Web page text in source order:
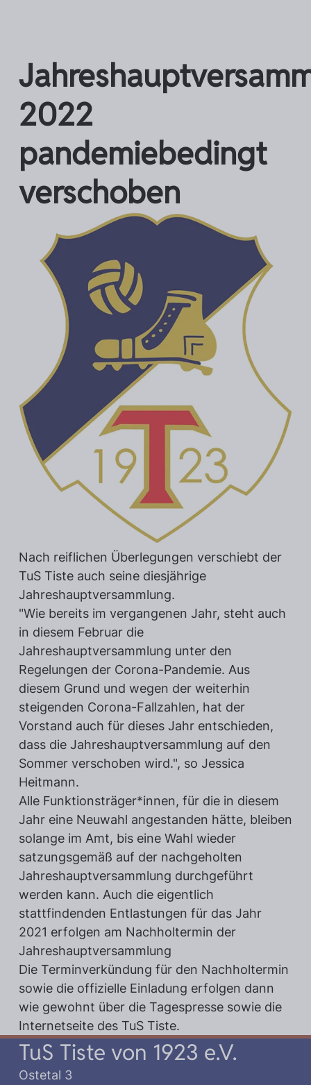
2022
pandemiebedingt
verschoben
Nach reiflichen Überlegungen verschiebt der
TuS Tiste auch seine diesjährige
Jahreshauptversammlung.
"Wie bereits im vergangenen Jahr, steht auch
in diesem Februar die
Jahreshauptversammlung unter den
Regelungen der Corona-Pandemie. Aus
diesem Grund und wegen der weiterhin
steigenden Corona-Fallzahlen, hat der
Vorstand auch für dieses Jahr entschieden,
dass die Jahreshauptversammlung auf den
Sommer verschoben wird.", so Jessica
Heitmann.
Alle Funktionsträger*innen, für die in diesem
Jahr eine Neuwahl angestanden hätte, bleiben
solange im Amt, bis eine Wahl wieder
satzungsgemäß auf der nachgeholten
Jahreshauptversammlung durchgeführt
werden kann. Auch die eigentlich
stattfindenden Entlastungen für das Jahr
2021 erfolgen am Nachholtermin der
Jahreshauptversammlung
Die Terminverkündung für den Nachholtermin
sowie die offizielle Einladung erfolgen dann
wie gewohnt über die Tagespresse sowie die
Internetseite des TuS Tiste.
TuS Tiste von 1923 e.V.
Ostetal 3